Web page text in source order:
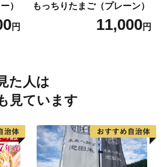
）
円
もっちりたまご（プレーン）
11,000円
た人は
見ています